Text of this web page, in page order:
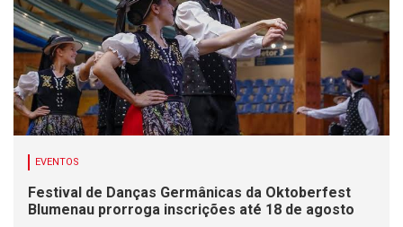
EVENTOS
Festival de Danças Germânicas da Oktoberfest
Blumenau prorroga inscrições até 18 de agosto